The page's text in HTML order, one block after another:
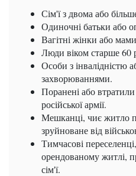
Сім'ї з двома або
Одиночні батьки або
Вагітні жінки або
Люди віком старше 60
Особи з інвалідністю
захворюваннями.
Поранені або втратили
російської армії.
Мешканці, чиє житло
зруйноване від
Тимчасові
орендованому житлі,
сім'ї.